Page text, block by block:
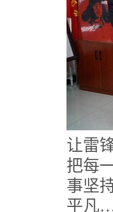
让雷
把每
事坚
平凡